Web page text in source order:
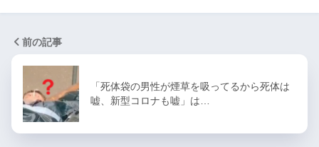
前の記事
「死体袋の男性が煙草を吸ってるから死体は
嘘、新型コロナも嘘」は…